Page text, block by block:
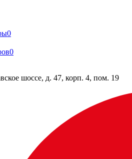
0
0
шоссе, д. 47, корп. 4, пом. 19